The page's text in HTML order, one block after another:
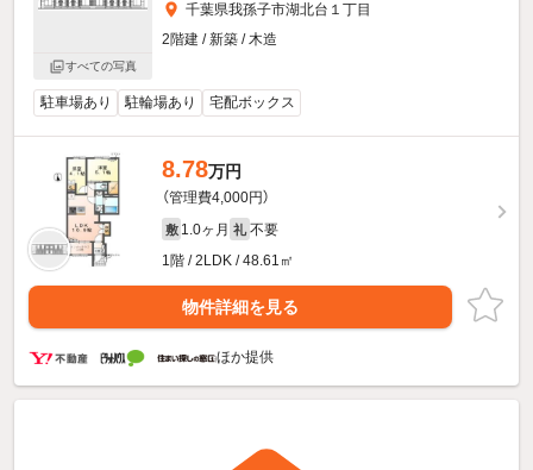
すべての写真
千葉県我孫子市湖北台１丁目
2階建 / 新築 / 木造
駐車場あり 駐輪場あり 宅配ボックス
8.78万円
（管理費4,000円）
敷 1.0ヶ月 礼 不要
1階 / 2LDK / 48.61㎡
物件詳細を見る
ほか提供